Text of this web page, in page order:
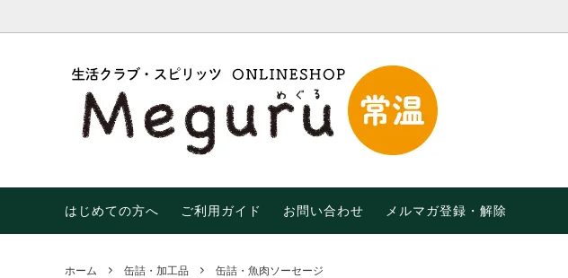
調味料・油 米・麺・粉
生活用品 有機（オーガニック）食品
【限定】おトクなわけあり品！
【期間限定】特別価格！【2026年9月
末限定品や月限定セールなど】
はじめての方へ
はじめての方へ ご利用ガイド お問い合わせ メルマガ登録・解除
ホーム 缶詰・加工品 缶詰・魚肉ソーセージ